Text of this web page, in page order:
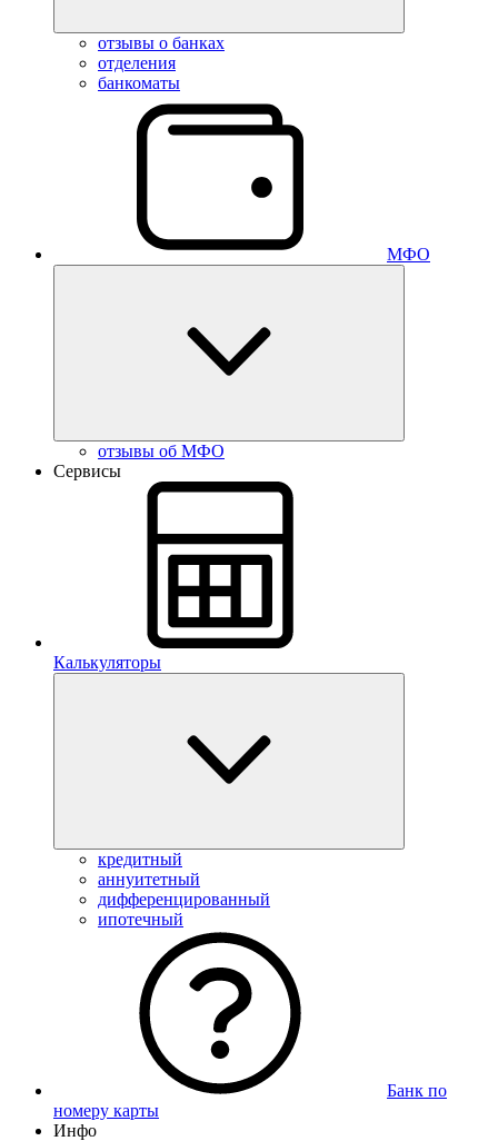
отзывы о банках
отделения
банкоматы
МФО
отзывы об МФО
Сервисы
Калькуляторы
кредитный
аннуитетный
дифференцированный
ипотечный
Банк по
номеру карты
Инфо